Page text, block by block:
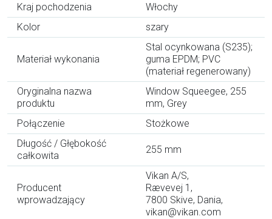
Kraj pochodzenia
Włochy
Kolor
szary
Materiał wykonania
Stal ocynkowana (S235);
guma EPDM; PVC
(materiał regenerowany)
Oryginalna nazwa
produktu
Window Squeegee, 255
mm, Grey
Połączenie
Stożkowe
Długość / Głębokość
całkowita
255 mm
Producent
wprowadzający
Vikan A/S,
Rævevej 1,
7800 Skive, Dania,
vikan@vikan.com